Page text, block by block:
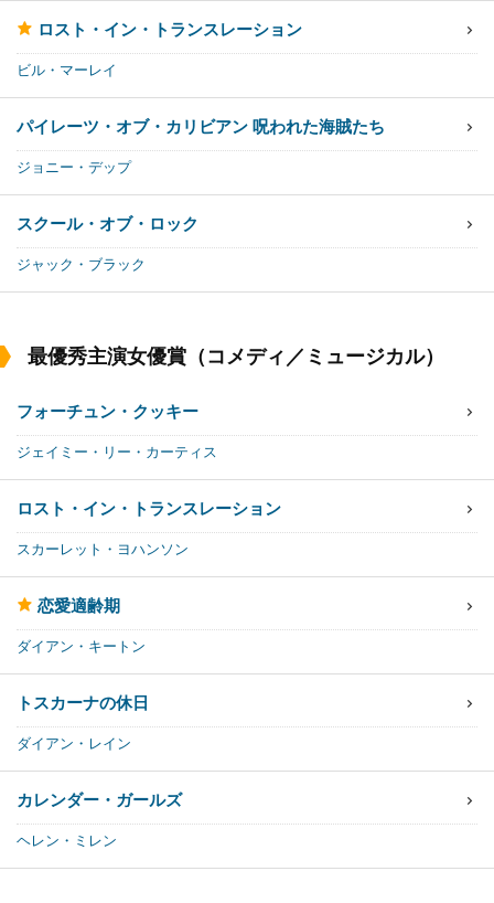
ロスト・イン・トランスレーション
ビル・マーレイ
パイレーツ・オブ・カリビアン 呪われた海賊たち
ジョニー・デップ
スクール・オブ・ロック
ジャック・ブラック
最優秀主演女優賞（コメディ／ミュージカル）
フォーチュン・クッキー
ジェイミー・リー・カーティス
ロスト・イン・トランスレーション
スカーレット・ヨハンソン
恋愛適齢期
ダイアン・キートン
トスカーナの休日
ダイアン・レイン
カレンダー・ガールズ
ヘレン・ミレン